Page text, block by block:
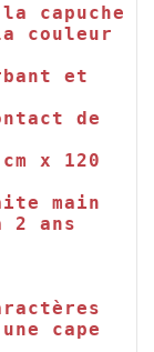
capuche
couleur
et
de
x 120
main
2 ans
cape